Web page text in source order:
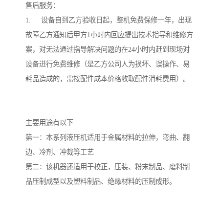
售后服务：
1.	设备自到乙方验收日起，整机免费保修一年，出现
故障乙方通知后甲方1小时内回应提出技术指导和维修方
案，对无法通过指导解决问题的在24小时内赶到现场对
设备进行免费维修（是乙方公司人为损坏、误操作、易
耗品造成的，需按配件成本价格收取配件消耗费用）。
主要用途有以下:
第一：本系列液压机适用于金属材料的拉伸，弯曲、翻
边、冷剂、冲裁等工艺
第二：该机器还适用于校正，压装、粉末制品、磨料制
品压制成型以及塑料制品、绝缘材料的压制成形。